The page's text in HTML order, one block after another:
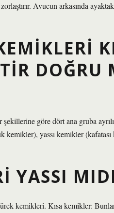
Avucun arkasında
DOĞRU
göre dört ana gruba
yassı kemikler
YASSI
kemikleri. Kısa kemikler: